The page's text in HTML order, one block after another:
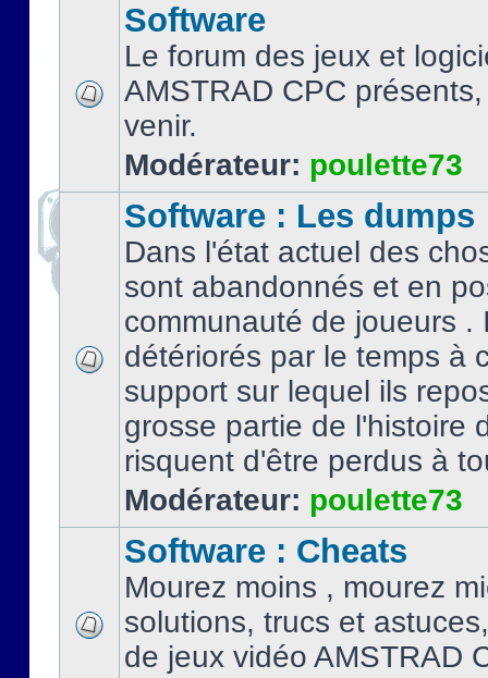
Software
Le forum des jeux et
AMSTRAD CPC
venir.
Modérateur: poulette73
Software : Les dumps
Dans l'état actuel des
sont abandonnés et en
communauté de joueurs .
détériorés par le temps à
support sur lequel ils
grosse partie de l'histoire
risquent d'être perdus à
Modérateur: poulette73
Software : Cheats
Mourez moins , mourez
solutions, trucs et
de jeux vidéo AMSTRAD